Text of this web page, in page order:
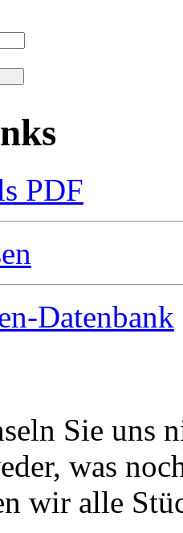
PDF
Datenbank
Sie uns
was
wir alle